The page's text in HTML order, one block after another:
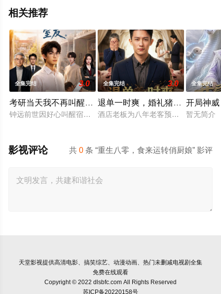
相关推荐
全集完结 3.0
考研当天我不再叫醒室友
钟远前世因好心叫醒宿舍同学考研，反被绿茶男配沈澈及同学
全集完结 3.0
退单一时爽，婚礼猪圈场
酒店老板为八年老客预留五一黄金档
全集完结
开局神
暂无简介
共0 条 “重生八零，食来运转俏厨娘” 影评
影视评论
天堂影视提供高清电影、搞笑综艺、动漫动画、热门未删减电视剧全集
免费在线观看
Copyright © 2022 dlsbfc.com All Rights Reserved
苏ICP备20220158号